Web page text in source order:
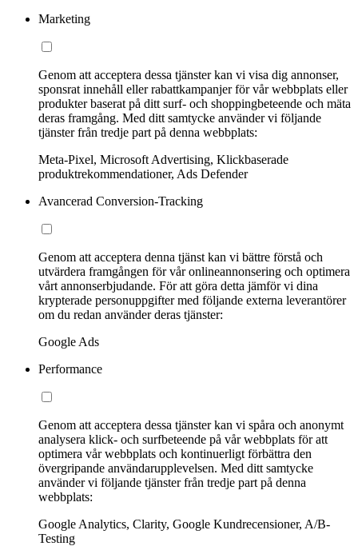
Marketing
Genom att acceptera dessa tjänster kan vi visa dig annonser,
sponsrat innehåll eller rabattkampanjer för vår webbplats eller
produkter baserat på ditt surf- och shoppingbeteende och mäta
deras framgång. Med ditt samtycke använder vi följande
tjänster från tredje part på denna webbplats:
Meta-Pixel, Microsoft Advertising, Klickbaserade
produktrekommendationer, Ads Defender
Avancerad Conversion-Tracking
Genom att acceptera denna tjänst kan vi bättre förstå och
utvärdera framgången för vår onlineannonsering och optimera
vårt annonserbjudande. För att göra detta jämför vi dina
krypterade personuppgifter med följande externa leverantörer
om du redan använder deras tjänster:
Google Ads
Performance
Genom att acceptera dessa tjänster kan vi spåra och anonymt
analysera klick- och surfbeteende på vår webbplats för att
optimera vår webbplats och kontinuerligt förbättra den
övergripande användarupplevelsen. Med ditt samtycke
använder vi följande tjänster från tredje part på denna
webbplats:
Google Analytics, Clarity, Google Kundrecensioner, A/B-
Testing